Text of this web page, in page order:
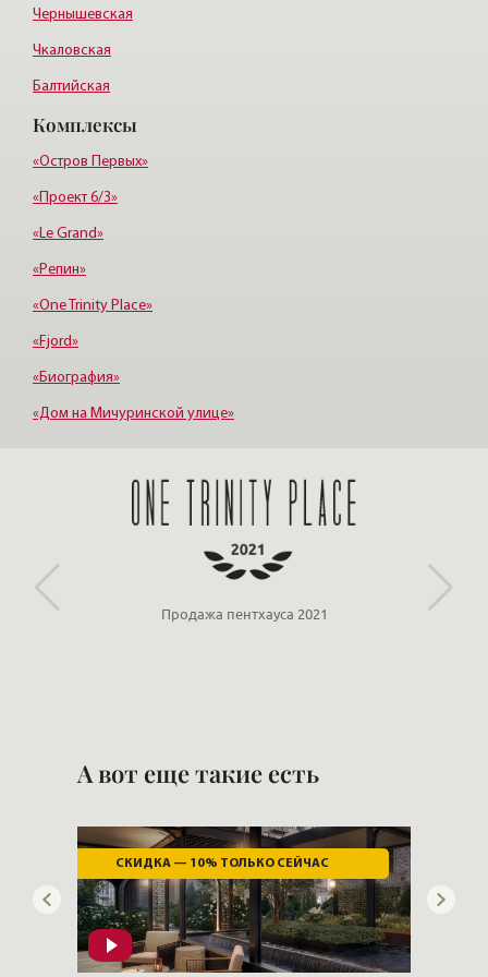
Чернышевская
Чкаловская
Балтийская
Старая деревня
Удельная
Комплексы
«Остров Первых»
«Проект 6/3»
«Le Grand»
«Репин»
«One Trinity Place»
«Fjord»
«Биография»
«Дом на Мичуринской улице»
Продажа пентхауса 2021
А вот еще такие есть
СКИДКА — 10% ТОЛЬКО СЕЙЧАС